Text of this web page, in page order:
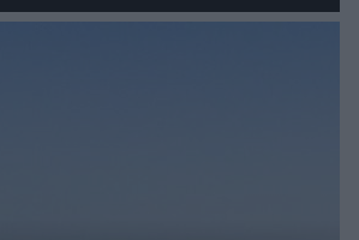
promenada